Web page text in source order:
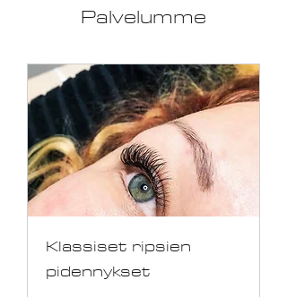
Palvelumme
Klassiset ripsien
pidennykset